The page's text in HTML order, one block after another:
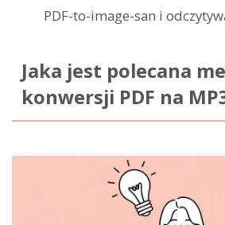
PDF-to-image-san i
Jaka jest polecana
konwersji PDF na